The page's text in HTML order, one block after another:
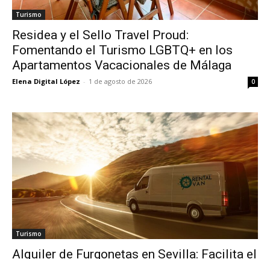
Turismo
Residea y el Sello Travel Proud:
Fomentando el Turismo LGBTQ+ en los
Apartamentos Vacacionales de Málaga
Elena Digital López - 1 de agosto de 2026 0
Turismo
Alquiler de Furgonetas en Sevilla: Facilita el